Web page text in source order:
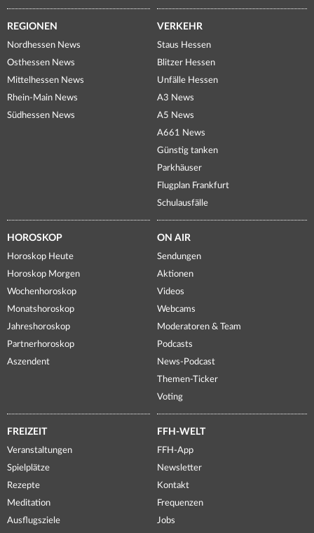
REGIONEN
Nordhessen News
Osthessen News
Mittelhessen News
Rhein-Main News
Südhessen News
VERKEHR
Staus Hessen
Blitzer Hessen
Unfälle Hessen
A3 News
A5 News
A661 News
Günstig tanken
Parkhäuser
Flugplan Frankfurt
Schulausfälle
HOROSKOP
Horoskop Heute
Horoskop Morgen
Wochenhoroskop
Monatshoroskop
Jahreshoroskop
Partnerhoroskop
Aszendent
ON AIR
Sendungen
Aktionen
Videos
Webcams
Moderatoren & Team
Podcasts
News-Podcast
Themen-Ticker
Voting
FREIZEIT
Veranstaltungen
Spielplätze
Rezepte
Meditation
Ausflugsziele
FFH-WELT
FFH-App
Newsletter
Kontakt
Frequenzen
Jobs